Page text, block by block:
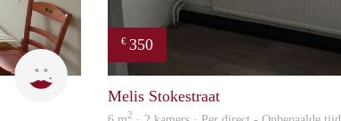
T
€ 350
Melis Stokestraat
2